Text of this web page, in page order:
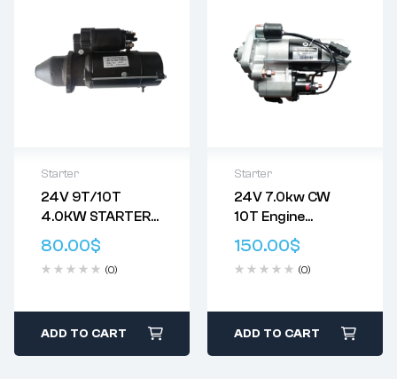
Starter
24V 9T/10T
4.0KW STARTER
MOTOR ISKRA
IS1232 11131524
11132086
AZF4137
AZF4294
AZF4317
80.00$
(0)
Delivery: Varies
Returns: Please
review our
ADD TO CART
Starter
24V 7.0kw CW
10T Engine
Starter Motor
Denso 428000-
9120 428000-
9122 428000-
9123 354-5671
150.00$
(0)
使用万友电机启动
器，您将获得……
始终保持卓越的品
动器提供与原装产
直接安装OEM替换
零件 – 万有电机售
ADD TO CART